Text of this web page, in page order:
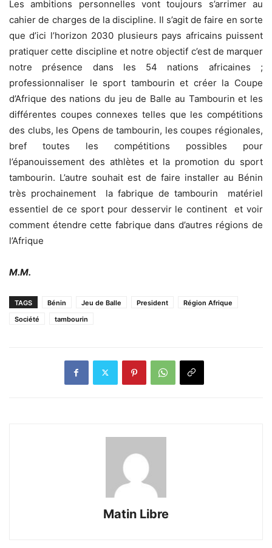
Les ambitions personnelles vont toujours s’arrimer au
cahier de charges de la discipline. Il s’agit de faire en sorte
que d’ici l’horizon 2030 plusieurs pays africains puissent
pratiquer cette discipline et notre objectif c’est de marquer
notre présence dans les 54 nations africaines ;
professionnaliser le sport tambourin et créer la Coupe
d’Afrique des nations du jeu de Balle au Tambourin et les
différentes coupes connexes telles que les compétitions
des clubs, les Opens de tambourin, les coupes régionales,
bref toutes les compétitions possibles pour
l’épanouissement des athlètes et la promotion du sport
tambourin. L’autre souhait est de faire installer au Bénin
très prochainement la fabrique de tambourin matériel
essentiel de ce sport pour desservir le continent et voir
comment étendre cette fabrique dans d’autres régions de
l’Afrique
M.M.
TAGS Bénin Jeu de Balle President
Région Afrique
Société
tambourin
Matin Libre